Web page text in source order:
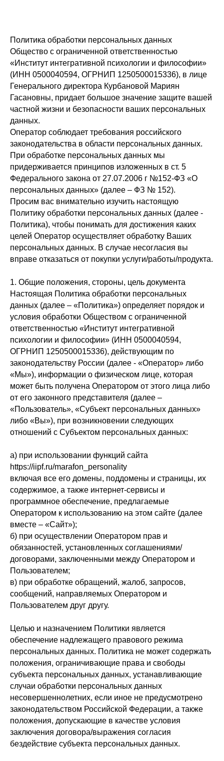
Политика обработки персональных данных
Общество с ограниченной ответственностью
«Институт интегративной психологии и философии»
(ИНН 0500040594, ОГРНИП 1250500015336), в лице
Генерального директора Курбановой Мариян
Гасановны, придает большое значение защите вашей
частной жизни и безопасности ваших персональных
данных.
Оператор соблюдает требования российского
законодательства в области персональных данных.
При обработке персональных данных мы
придерживается принципов изложенных в ст. 5
Федерального закона от 27.07.2006 г №152-ФЗ «О
персональных данных» (далее – ФЗ № 152).
Просим вас внимательно изучить настоящую
Политику обработки персональных данных (далее -
Политика), чтобы понимать для достижения каких
целей Оператор осуществляет обработку Ваших
персональных данных. В случае несогласия вы
вправе отказаться от покупки услуги/работы/продукта.
1. Общие положения, стороны, цель документа
Настоящая Политика обработки персональных
данных (далее – «Политика») определяет порядок и
условия обработки Обществом с ограниченной
ответственностью «Институт интегративной
психологии и философии» (ИНН 0500040594,
ОГРНИП 1250500015336), действующим по
законодательству России (далее - «Оператор» либо
«Мы»), информации о физическом лице, которая
может быть получена Оператором от этого лица либо
от его законного представителя (далее –
«Пользователь», «Субъект персональных данных»
либо «Вы»), при возникновении следующих
отношений с Субъектом персональных данных:
а) при использовании функций сайта
https://iipf.ru/marafon_personality
включая все его домены, поддомены и страницы, их
содержимое, а также интернет-сервисы и
программное обеспечение, предлагаемые
Оператором к использованию на этом сайте (далее
вместе – «Сайт»);
б) при осуществлении Оператором прав и
обязанностей, установленных соглашениями/
договорами, заключенными между Оператором и
Пользователем;
в) при обработке обращений, жалоб, запросов,
сообщений, направляемых Оператором и
Пользователем друг другу.
Целью и назначением Политики является
обеспечение надлежащего правового режима
персональных данных. Политика не может содержать
положения, ограничивающие права и свободы
субъекта персональных данных, устанавливающие
случаи обработки персональных данных
несовершеннолетних, если иное не предусмотрено
законодательством Российской Федерации, а также
положения, допускающие в качестве условия
заключения договора/выражения согласия
бездействие субъекта персональных данных.